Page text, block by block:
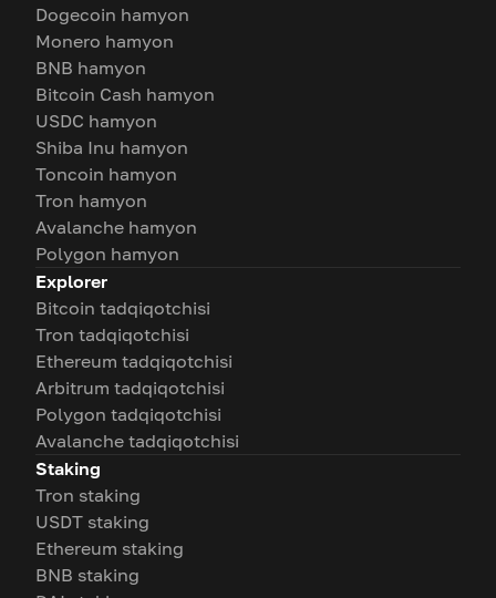
Dogecoin hamyon
Monero hamyon
BNB hamyon
Bitcoin Cash hamyon
USDC hamyon
Shiba Inu hamyon
Toncoin hamyon
Tron hamyon
Avalanche hamyon
Polygon hamyon
Explorer
Bitcoin tadqiqotchisi
Tron tadqiqotchisi
Ethereum tadqiqotchisi
Arbitrum tadqiqotchisi
Polygon tadqiqotchisi
Avalanche tadqiqotchisi
Staking
Tron staking
USDT staking
Ethereum staking
BNB staking